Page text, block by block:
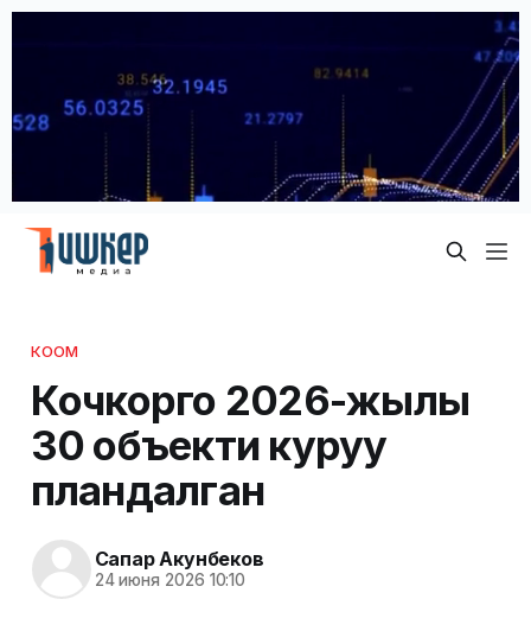
КООМ
Кочкорго 2026-жылы
30 объекти куруу
пландалган
Сапар Акунбеков
24 июня 2026 10:10